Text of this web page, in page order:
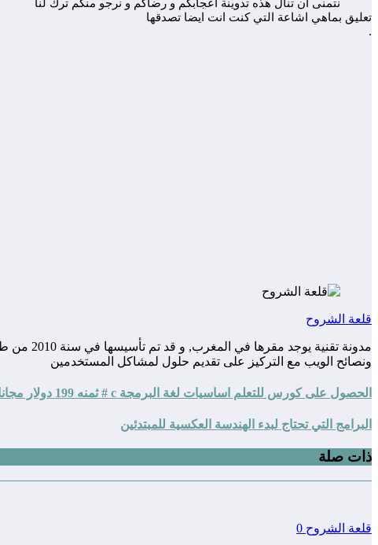
نتمنى ان تنال هذه تدوينة اعجابكم و رضاكم و نرجو منكم ترك لنا
تعليق بماهي اشاعة التي كنت انت ايضا تصدقها
.
قلعة الشروح
مدونة
ونصائح الويب مع التركيز على تقديم حلول لمشاكل المستخدمين
الحصول على كورس للتعلم اساسيات لغة البرمجة c # ثمنه 199 دولار مجانا .
البرامج التي تحتاج لبدء الهندسة العكسية للمبتدئين
ذات صلة
قلعة الشروح 0